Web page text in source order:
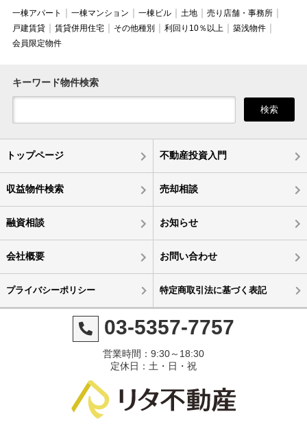
一棟アパート 一棟マンション 一棟ビル 土地
売り店舗・事務所
戸建賃貸
賃貸併用住宅 その他種別 利回り10％以上
築浅物件
会員限定物件
キーワード物件検索
検索
トップページ 不動産投資入門
収益物件検索 売却相談
融資相談 お知らせ
会社概要 お問い合わせ
プライバシーポリシー 特定商取引法に基づく表記
03-5357-7757
営業時間：9:30～18:30
定休日：土・日・祝